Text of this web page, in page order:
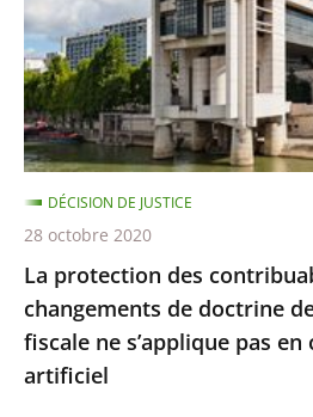
contre
les
changements
de
doctrine
de
l’administration
fiscale
ne
s’applique
pas
en
La protection des
changements de doctrine
fiscale ne s’applique pas
artificiel
DÉCISION DE JUSTICE
28 octobre 2020